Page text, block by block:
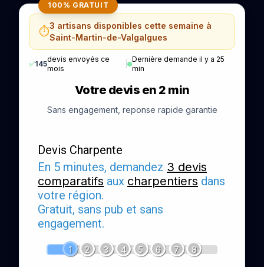
100% GRATUIT
⏱️3 artisans disponibles cette semaine à
Saint-Martin-de-Valgalgues
✅145
devis envoyés ce
mois
|
Dernière demande il y a 25
min
Votre devis en 2 min
Sans engagement, reponse rapide garantie
Devis Charpente
En 5 minutes, demandez 3 devis
comparatifs aux charpentiers dans
votre région.
Gratuit, sans pub et sans
engagement.
1 2 3 4 5 6 7 8